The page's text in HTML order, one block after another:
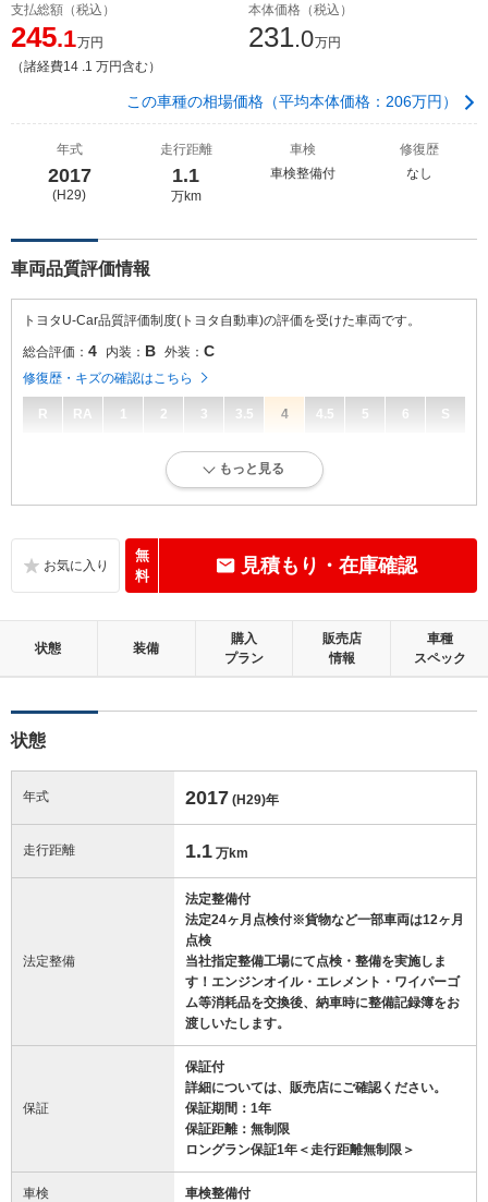
支払総額（税込）
245.1万円
（諸経費14 .1 万円含む）
本体価格（税込）
231.0万円
この車種の相場価格（平均本体価格：206万円）
年式
2017
(H29)
走行距離
1.1
万km
車検
車検整備付
修復歴
なし
車両品質評価情報
トヨタU-Car品質評価制度(トヨタ自動車)の評価を受けた車両です。
総合評価： 4 内装： B 外装： C
修復歴・キズの確認はこちら
R RA 1 2 3 3.5 4 4.5 5 6 S
キズ、へこみが少なく、全体的に良好な状態です。
いたみ、汚れなどは少なく、全体的に良好な状態です。
この中古車の「車両品質評価書」を見る
もっと見る
無
料
見積もり・在庫確認
状態 装備
購入
プラン
販売店
情報
車種
スペック
状態
年式 2017 (H29)年
走行距離 1.1 万km
法定整備
法定整備付
法定24ヶ月点検付※貨物など一部車両は12ヶ月
点検
当社指定整備工場にて点検・整備を実施しま
す！エンジンオイル・エレメント・ワイパーゴ
ム等消耗品を交換後、納車時に整備記録簿をお
渡しいたします。
保証
保証付
詳細については、販売店にご確認ください。
保証期間：1年
保証距離：無制限
ロングラン保証1年＜走行距離無制限＞
車検 車検整備付